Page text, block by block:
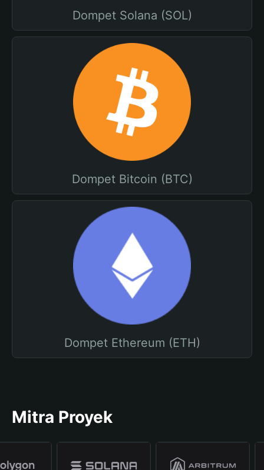
Dompet Solana (SOL)
Dompet Bitcoin (BTC)
Dompet Ethereum (ETH)
Mitra Proyek